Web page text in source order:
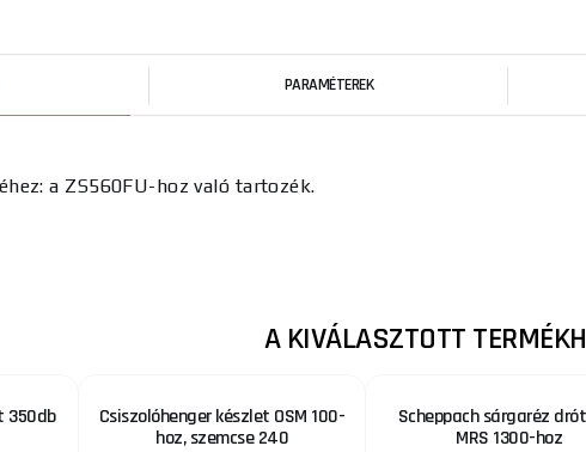
PARAMÉTEREK
a ZS560FU-hoz való tartozék.
A KIVÁLASZTOTT
350db
Csiszolóhenger készlet OSM 100-
hoz, szemcse 240
Scheppach sárgaréz
MRS 1300-hoz